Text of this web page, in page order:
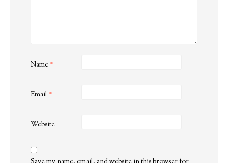
Name *
Email *
Website